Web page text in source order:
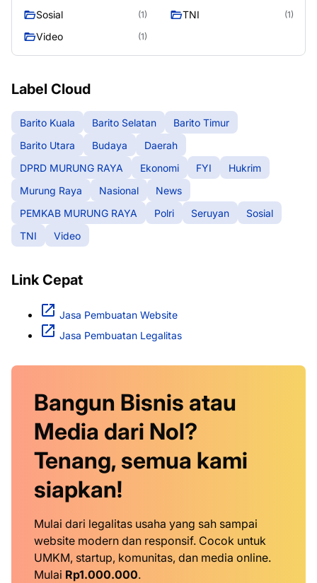
Sosial (1) TNI (1)
Video (1)
Label Cloud
Barito Kuala Barito Selatan
Barito Timur
Barito Utara
Budaya
Daerah
DPRD MURUNG RAYA
Ekonomi FYI
Hukrim
Murung Raya
Nasional
News
PEMKAB MURUNG RAYA
Polri Seruyan
Sosial
TNI
Video
Link Cepat
Jasa Pembuatan Website
Jasa Pembuatan Legalitas
Bangun Bisnis atau
Media dari Nol?
Tenang, semua kami
siapkan!
Mulai dari legalitas usaha yang sah sampai
website modern dan responsif. Cocok untuk
UMKM, startup, komunitas, dan media online.
Mulai Rp1.000.000.